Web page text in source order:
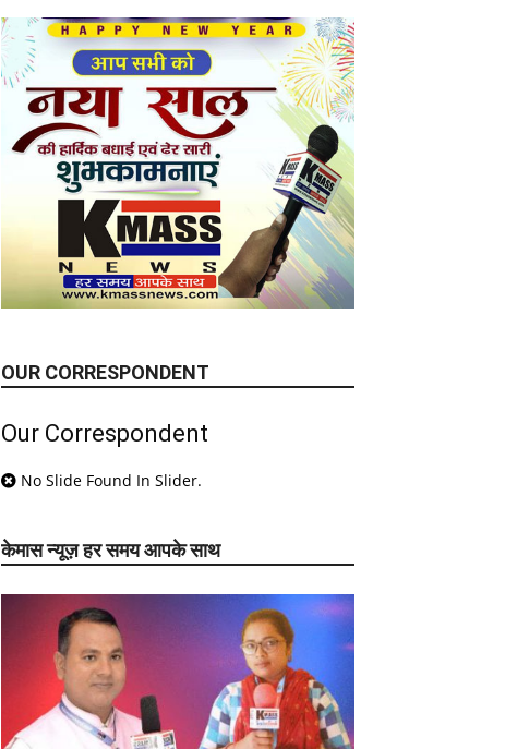
OUR CORRESPONDENT
Our Correspondent
No Slide Found In Slider.
केमास न्यूज़ हर समय आपके साथ